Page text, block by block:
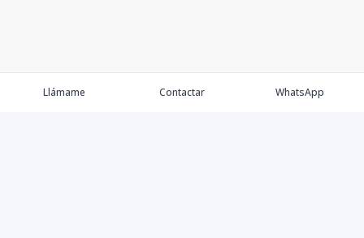
Llámame Contactar WhatsApp